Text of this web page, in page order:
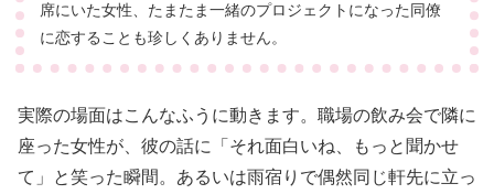
席にいた女性、たまたま一緒のプロジェクトになった同僚
に恋することも珍しくありません。
実際の場面はこんなふうに動きます。職場の飲み会で隣に
座った女性が、彼の話に「それ面白いね、もっと聞かせ
て」と笑った瞬間。あるいは雨宿りで偶然同じ軒先に立っ